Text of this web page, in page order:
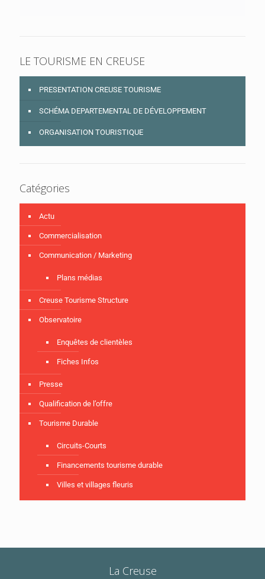
LE TOURISME EN CREUSE
PRESENTATION CREUSE TOURISME
SCHÉMA DEPARTEMENTAL DE DÉVELOPPEMENT
ORGANISATION TOURISTIQUE
Catégories
Actu
Commercialisation
Communication / Marketing
Plans médias
Creuse Tourisme Structure
Observatoire
Enquêtes de clientèles
Fiches Infos
Presse
Qualification de l’offre
Tourisme Durable
Circuits-Courts
Financements tourisme durable
Villes et villages fleuris
La Creuse